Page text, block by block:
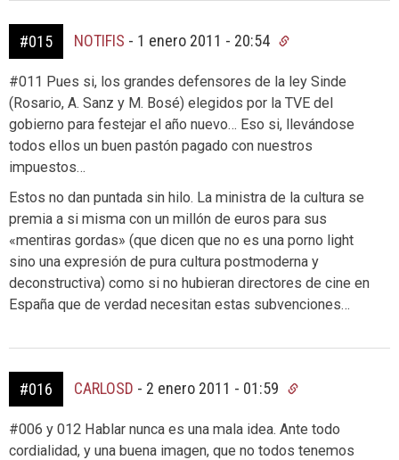
#015 NOTIFIS - 1 enero 2011 - 20:54
#011 Pues si, los grandes defensores de la ley Sinde
(Rosario, A. Sanz y M. Bosé) elegidos por la TVE del
gobierno para festejar el año nuevo… Eso si, llevándose
todos ellos un buen pastón pagado con nuestros
impuestos…
Estos no dan puntada sin hilo. La ministra de la cultura se
premia a si misma con un millón de euros para sus
«mentiras gordas» (que dicen que no es una porno light
sino una expresión de pura cultura postmoderna y
deconstructiva) como si no hubieran directores de cine en
España que de verdad necesitan estas subvenciones…
#016 CARLOSD - 2 enero 2011 - 01:59
#006 y 012 Hablar nunca es una mala idea. Ante todo
cordialidad, y una buena imagen, que no todos tenemos